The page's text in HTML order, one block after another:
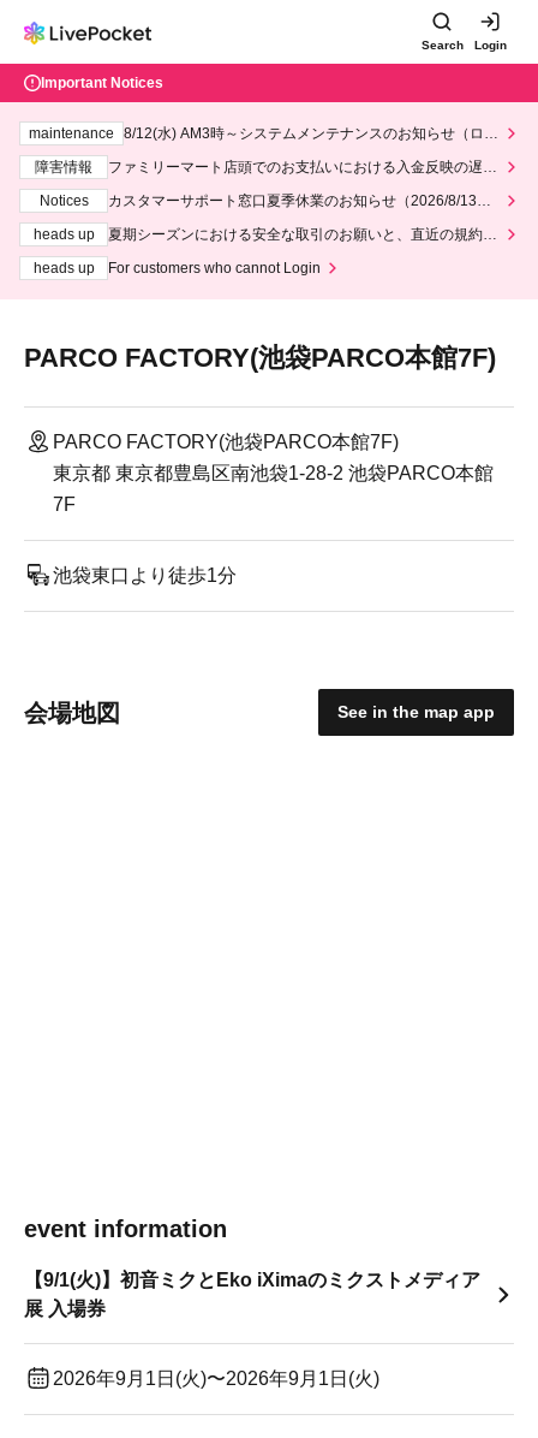
Search Login
Important Notices
maintenance
8/12(水) AM3時～システムメンテナンスのお知らせ（ロー
障害情報
ファミリーマート店頭でのお支払いにおける入金反映の遅延
Notices
カスタマーサポート窓口夏季休業のお知らせ（2026/8/13～2
heads up
夏期シーズンにおける安全な取引のお願いと、直近の規約違
heads up
For customers who cannot Login
PARCO FACTORY(池袋PARCO本館7F)
PARCO FACTORY(池袋PARCO本館7F)
東京都 東京都豊島区南池袋1-28-2 池袋PARCO本館
7F
池袋東口より徒歩1分
会場地図 See in the map app
event information
【9/1(火)】初音ミクとEko iXimaのミクストメディア
展 入場券
2026年9月1日(火)〜2026年9月1日(火)